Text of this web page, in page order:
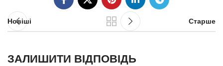
Новіші Старше
ЗАЛИШИТИ ВІДПОВІДЬ